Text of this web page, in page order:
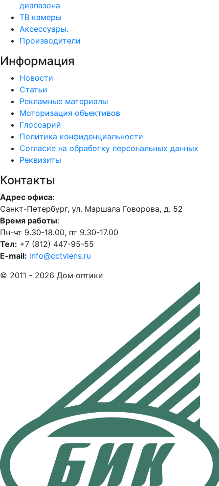
диапазона
ТВ камеры
Аксессуары.
Производители
Информация
Новости
Статьи
Рекламные материалы
Моторизация объективов
Глоссарий
Политика конфиденциальности
Согласие на обработку персональных данных
Реквизиты
Контакты
Адрес офиса:
Санкт-Петербург, ул. Маршала Говорова, д. 52
Время работы:
Пн-чт 9.30-18.00, пт 9.30-17.00
Тел: +7 (812) 447-95-55
E-mail: info@cctvlens.ru
© 2011 - 2026 Дом оптики